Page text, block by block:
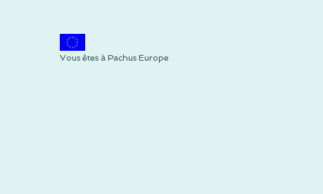
Vous êtes à Pachus Europe